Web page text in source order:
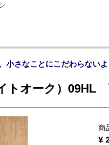
小さなことにこだわらない
トオーク）09HL
商
¥